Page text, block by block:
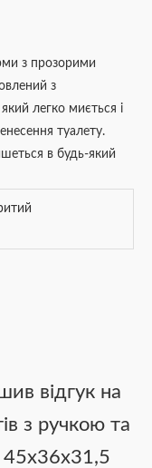
з прозорими
з
легко миється і
туалету.
в будь-який
відгук на
з ручкою та
45x36x31,5